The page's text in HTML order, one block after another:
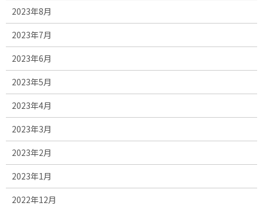
2023年8月
2023年7月
2023年6月
2023年5月
2023年4月
2023年3月
2023年2月
2023年1月
2022年12月